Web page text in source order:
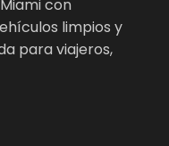
con
limpios y
para viajeros,